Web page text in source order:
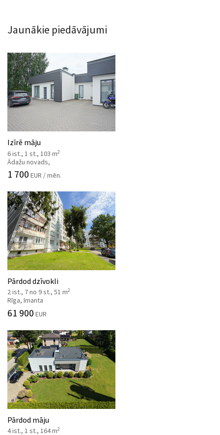
Jaunākie piedāvājumi
Izīrē māju
6 ist., 1 st., 103 m2
Ādažu novads,
1 700 EUR / mēn.
Pārdod dzīvokli
2 ist., 7 no 9 st., 51 m2
Rīga, Imanta
61 900 EUR
Pārdod māju
4 ist., 1 st., 164 m2